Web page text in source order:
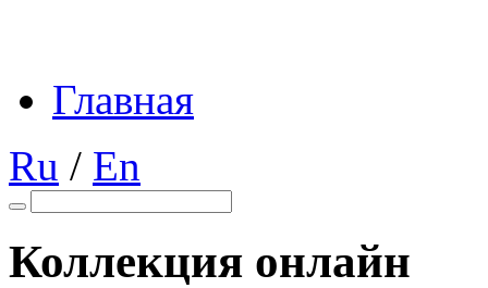
Главная
Ru / En
Коллекция онлайн